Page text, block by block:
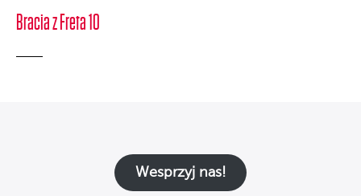
Bracia z Freta 10
Wesprzyj nas!